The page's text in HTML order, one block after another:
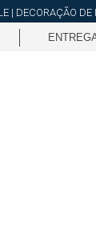
| DECORAÇÃO DE